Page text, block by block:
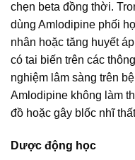
chẹn beta đồng thời.
dùng Amlodipine phối
nhân hoặc tăng huyết
có tai biến trên các
nghiệm lâm sàng trên
Amlodipine không làm
đồ hoặc gây blốc nhĩ
Dược động học